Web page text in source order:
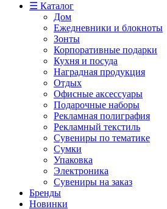
☰ Каталог
Дом
Ежедневники и блокноты
Зонты
Корпоративные подарки
Кухня и посуда
Наградная продукция
Отдых
Офисные аксессуары
Подарочные наборы
Рекламная полиграфия
Рекламный текстиль
Сувениры по тематике
Сумки
Упаковка
Электроника
Сувениры на заказ
Бренды
Новинки